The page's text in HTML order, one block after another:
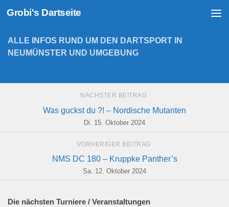
Zum Inhalt springen
Grobi's Dartseite
ALLE INFOS RUND UM DEN DARTSPORT IN
NEUMÜNSTER UND UMGEBUNG
NÄCHSTER BEITRAG
Was guckst du ?! – Nordische Mutanten
Di. 15. Oktober 2024
VORHERIGER BEITRAG
NMS DC 180 – Kruppke Panther’s
Sa. 12. Oktober 2024
Die nächsten Turniere / Veranstaltungen